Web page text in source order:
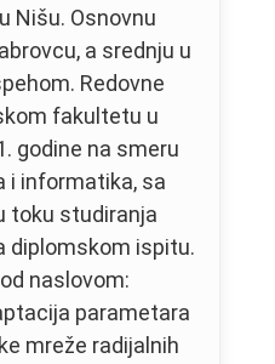
Nišu. Osnovnu
a srednju u
Redovne
fakultetu u
godine na smeru
i informatika, sa
toku studiranja
diplomskom ispitu.
naslovom:
parametara
mreže radijalnih